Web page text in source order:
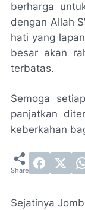
berharga
dengan Allah
hati yang
besar akan
terbatas.
Semoga
panjatkan
keberkahan
Sejatinya